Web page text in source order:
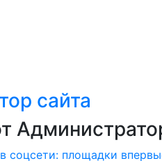
сайта
соцсети: площадки